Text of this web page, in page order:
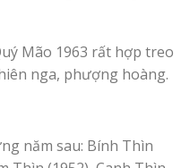
Mão 1963 rất hợp treo
nga, phượng hoàng.
năm sau: Bính Thìn